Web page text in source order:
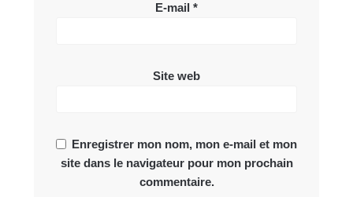
E-mail *
Site web
Enregistrer mon nom, mon e-mail et mon
site dans le navigateur pour mon prochain
commentaire.